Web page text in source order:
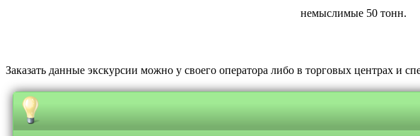
немыслимые 50 тонн.
Заказать данные экскурсии можно у своего оператора либо в торговых центрах и